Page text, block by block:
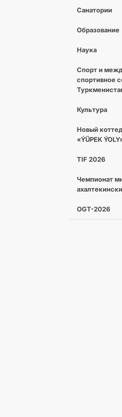
Санатории
Образование
Наука
Спорт и
спортивное
Культура
Новый
«ÝÜPEK
TIF 2026
Чемпионат
OGT-2026